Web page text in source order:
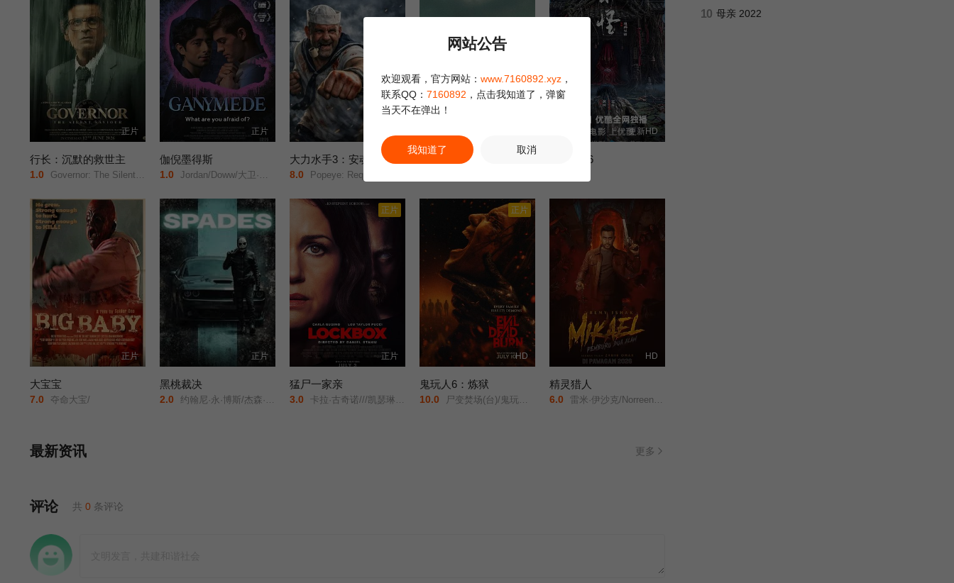
正片
行长：沉默的救世主
1.0 Governor: The Silent Saviour/
正片
伽倪墨得斯
1.0 Jordan/Doww/大卫·科恩查内/
大力水手3：安魂曲
8.0 Popeye: Requiem/
更新HD
水怪2026
正片
大宝宝
7.0 夺命大宝/
正片
黑桃裁决
2.0 约翰尼·永·博斯/杰森·纳维/岛本信明/
正片
正片
猛尸一家亲
3.0 卡拉·古奇诺///凯瑟琳·伊莎贝尔///卢·泰勒·普奇///唐纳德·沙利斯///凯文·麦克纳尔蒂// Jason William Day //杰森·麦金农///罗曼·金赛拉///杰卡·博尚// Darcey Johnson / Aedan Edwards / Lee Tichon / Kenny Wood-Schatz/
正片
HD
鬼玩人6：炼狱
10.0 尸变焚场(台)/鬼玩人6：燃烧/鬼玩人崛起衍生电影/
HD
精灵猎人
6.0 雷米·伊沙克/Norreen/Iman/
最新资讯 更多
评论 共 0 条评论
10 母亲 2022
网站公告
欢迎观看，官方网站： www.7160892.xyz ，
联系QQ： 7160892 ，点击我知道了，弹窗
当天不在弹出！
我知道了 取消